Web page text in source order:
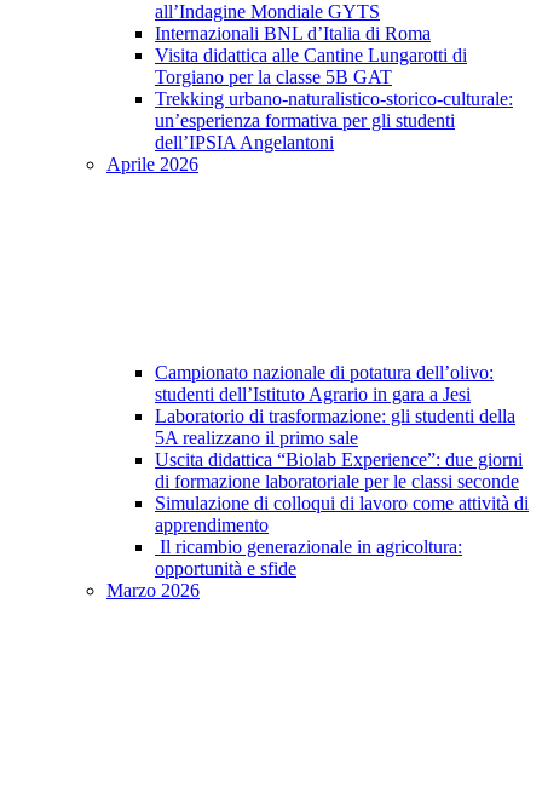
all’Indagine Mondiale GYTS
Internazionali BNL d’Italia di Roma
Visita didattica alle Cantine Lungarotti di
Torgiano per la classe 5B GAT
Trekking urbano-naturalistico-storico-culturale:
un’esperienza formativa per gli studenti
dell’IPSIA Angelantoni
Aprile 2026
Campionato nazionale di potatura dell’olivo:
studenti dell’Istituto Agrario in gara a Jesi
Laboratorio di trasformazione: gli studenti della
5A realizzano il primo sale
Uscita didattica “Biolab Experience”: due giorni
di formazione laboratoriale per le classi seconde
Simulazione di colloqui di lavoro come attività di
apprendimento
Il ricambio generazionale in agricoltura:
opportunità e sfide
Marzo 2026